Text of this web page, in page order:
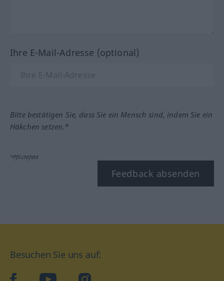
Ihre E-Mail-Adresse (optional)
Bitte bestätigen Sie, dass Sie ein Mensch sind, indem Sie ein
Häkchen setzen.*
*Pflichtfeld
Feedback absenden
Besuchen Sie uns auf: